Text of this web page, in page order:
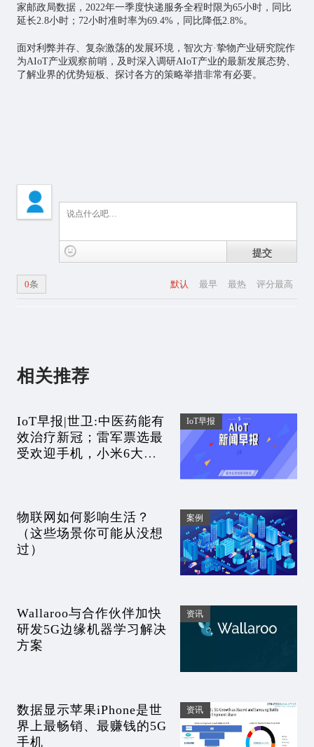
家邮政局数据，2022年一季度快递服务全程时限为65小时，同比
延长2.8小时；72小时准时率为69.4%，同比降低2.8%。
面对利弊并存、复杂激荡的发展环境，智次方·挚物产业研究院作
为AIoT产业观察前哨，及时深入调研AIoT产业的最新发展态势、
了解业界的优势短板、探讨各方的策略举措非常有必要。
提交
默认 最早 最热 评分最高
0条
相关推荐
IoT早报|世卫:中医药能有
效治疗新冠；雷军票选最
受欢迎手机，小米6大
IoT早报
物联网如何影响生活？
（这些场景你可能从没想
过）
案例
Wallaroo与合作伙伴加快
研发5G边缘机器学习解决
方案
资讯
数据显示苹果iPhone是世
界上最畅销、最赚钱的5G
手机
资讯